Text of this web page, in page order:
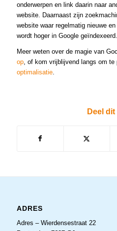
onderwerpen en link daarin naar
website. Daarnaast zijn
website waar regelmatig nieuwe
wordt hoger in Google geïndexeerd.
Meer weten over de magie van
op, of kom vrijblijvend langs om te
optimalisatie.
Deel
ADRES
Adres – Wierdensestraat 22